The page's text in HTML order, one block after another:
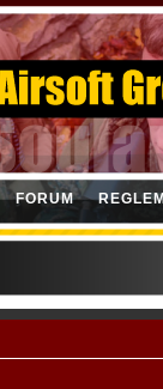
FORUM